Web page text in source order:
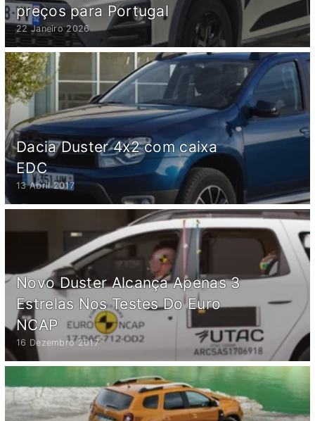
preços para Portugal
22 Janeiro 2026
Dacia Duster 4x2 com caixa
EDC
13 Abril 2017
Novo Duster Alcança Apenas 3
Estrelas Nos Testes Do Euro
NCAP
16 Dezembro 2017